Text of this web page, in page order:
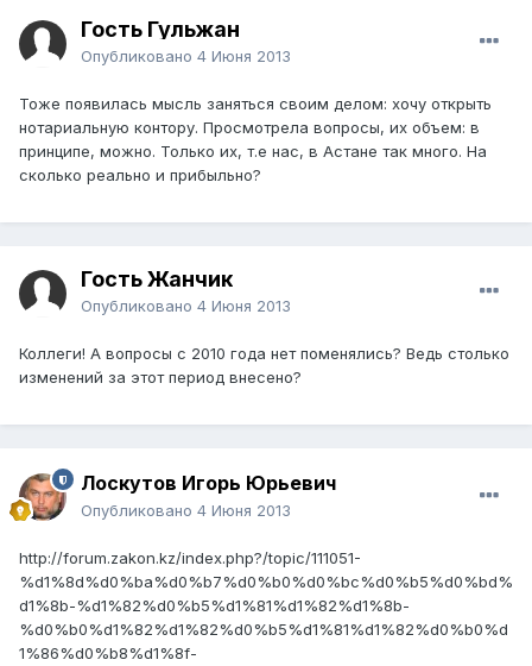
Гость Гульжан
Опубликовано 4 Июня 2013
Тоже появилась мысль заняться своим делом: хочу открыть
нотариальную контору. Просмотрела вопросы, их объем: в
принципе, можно. Только их, т.е нас, в Астане так много. На
сколько реально и прибыльно?
Гость Жанчик
Опубликовано 4 Июня 2013
Коллеги! А вопросы с 2010 года нет поменялись? Ведь столько
изменений за этот период внесено?
Лоскутов Игорь Юрьевич
Опубликовано 4 Июня 2013
http://forum.zakon.kz/index.php?/topic/111051-
%d1%8d%d0%ba%d0%b7%d0%b0%d0%bc%d0%b5%d0%bd%
d1%8b-%d1%82%d0%b5%d1%81%d1%82%d1%8b-
%d0%b0%d1%82%d1%82%d0%b5%d1%81%d1%82%d0%b0%d
1%86%d0%b8%d1%8f-